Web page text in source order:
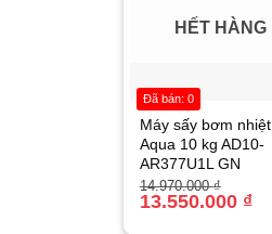
HẾT HÀNG
Máy sấy bơm nhiệt
Aqua 10 kg AD10-
AR377U1L GN
14.970.000₫
Giá
gốc
13.550.000 ₫
Giá
hiện
Đã bán: 0